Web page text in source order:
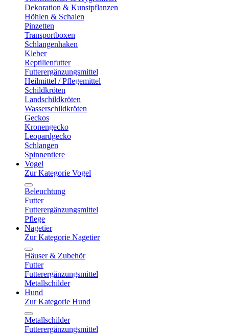
Dekoration & Kunstpflanzen
Höhlen & Schalen
Pinzetten
Transportboxen
Schlangenhaken
Kleber
Reptilienfutter
Futterergänzungsmittel
Heilmittel / Pflegemittel
Schildkröten
Landschildkröten
Wasserschildkröten
Geckos
Kronengecko
Leopardgecko
Schlangen
Spinnentiere
Vogel
Zur Kategorie Vogel
Beleuchtung
Futter
Futterergänzungsmittel
Pflege
Nagetier
Zur Kategorie Nagetier
Häuser & Zubehör
Futter
Futterergänzungsmittel
Metallschilder
Hund
Zur Kategorie Hund
Metallschilder
Futterergänzungsmittel